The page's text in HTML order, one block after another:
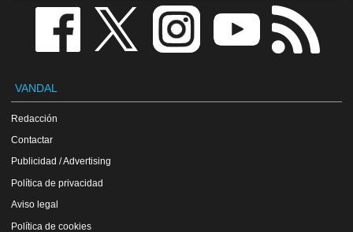
VANDAL
Redacción
Contactar
Publicidad / Advertising
Política de privacidad
Aviso legal
Política de cookies